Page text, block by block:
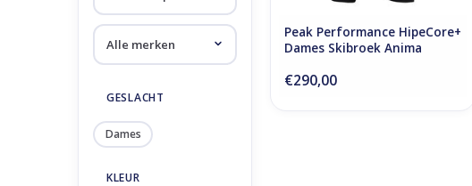
GESLACHT
Dames
KLEUR
Peak Performance HipeCore+
Dames Skibroek Anima
€290,00